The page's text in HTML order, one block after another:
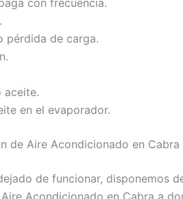
con frecuencia.
pérdida de carga.
aceite.
en el evaporador.
de Aire Acondicionado en Cabra
de funcionar, disponemos